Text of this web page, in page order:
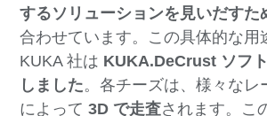
するソリューションを見いだすた
合わせています。この具体的な用
KUKA 社は KUKA.DeCrust ソフ
しました。各チーズは、様々なレ
によって3D で走査されます。こ